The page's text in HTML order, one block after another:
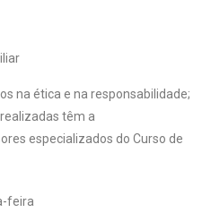
na ética e na responsabilidade;
têm a
especializados do Curso de
feira